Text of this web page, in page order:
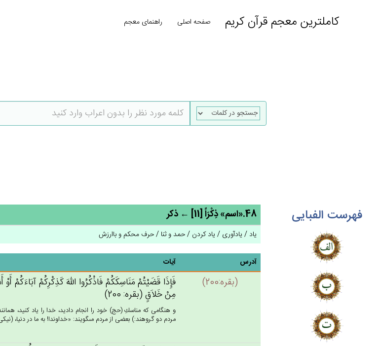
کاملترین معجم قرآن کریم صفحه اصلی راهنمای معجم
فهرست الفبایی 48.«اسم» ذِكْرَاً [11] ← ذکر
یاد / یادآوری / یاد کردن / حمد و ثنا / حرف محکم و باارزش
آدرس آیات
(بقره:200)
فَإِذَا قَضَيْتُم‌ْ مَنَاسِكَكُم‌ْ فَاذْكُرُوا الله‌َ كَذِكْرِكُم‌ْ آبَاءَكُم‌ْ
مِن‌ْ خَلاَق‌ٍ (بقره: 200)
و هنگامى كه مناسكِ (حج) خود را انجام داديد، خدا را ياد كنيد،
مردم دو گروهند:) بعضى از مردم مى‏گويند: «خداوندا! به ما در دنيا،